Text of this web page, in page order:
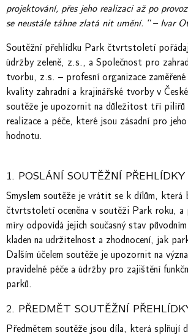
projektování, přes jeho realizaci až po
se neustále táhne zlatá nit umění. “ – Ivar
Soutěžní přehlídku Park čtvrtstoletí
údržby zeleně, z.s., a Společnost pro
tvorbu, z.s. – profesní organizace zaměřené
kvality zahradní a krajinářské tvorby v
soutěže je upozornit na důležitost tří pilířů
realizace a péče, které jsou zásadní pro
hodnotu.
1. POSLÁNÍ SOUTĚŽNÍ PŘEHLÍDKY
Smyslem soutěže je vrátit se k dílům, která
čtvrtstoletí oceněna v soutěži Park roku, a
míry odpovídá jejich současný stav
kladen na udržitelnost a zhodnocení, jak
Dalším účelem soutěže je upozornit na
pravidelné péče a údržby pro zajištění
parků.
2. PŘEDMĚT SOUTĚŽNÍ
Předmětem soutěže jsou díla, která splňují